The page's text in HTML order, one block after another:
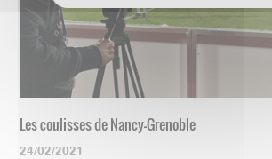
Les coulisses de Nancy-Grenoble
24/02/2021